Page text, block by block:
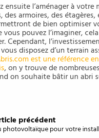
ensuite l’aménager à
des armoires, des
de bien optimiser
vous pouvez l’imaginer,
Cependant,
disposez d’un terrain
est une référence
, on y trouve de
on souhaite bâtir un abri
précédent
photovoltaïque pour votre